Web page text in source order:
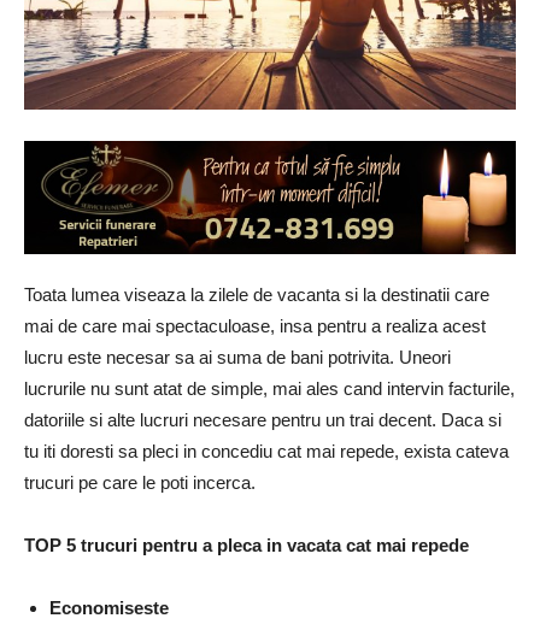
Toata lumea viseaza la zilele de vacanta si la destinatii care
mai de care mai spectaculoase, insa pentru a realiza acest
lucru este necesar sa ai suma de bani potrivita. Uneori
lucrurile nu sunt atat de simple, mai ales cand intervin facturile,
datoriile si alte lucruri necesare pentru un trai decent. Daca si
tu iti doresti sa pleci in concediu cat mai repede, exista cateva
trucuri pe care le poti incerca.
TOP 5 trucuri pentru a pleca in vacata cat mai repede
Economiseste